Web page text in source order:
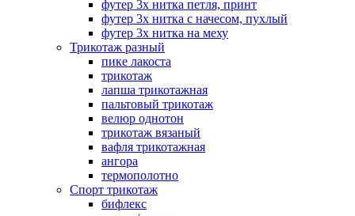
футер 3х нитка петля, принт
футер 3х нитка с начесом, пухлый
футер 3х нитка на меху
Трикотаж разный
пике лакоста
трикотаж
лапша трикотажная
пальтовый трикотаж
велюр однотон
трикотаж вязаный
вафля трикотажная
ангора
термополотно
Спорт трикотаж
бифлекс